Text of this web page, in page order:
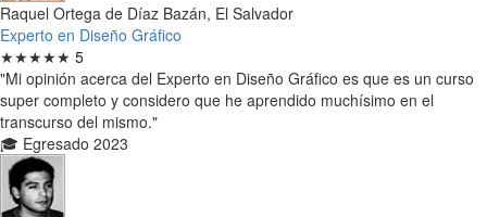
Raquel Ortega de Díaz Bazán, El Salvador
Experto en Diseño Gráfico
★★★★★ 5
"Mi opinión acerca del Experto en Diseño Gráfico es que es un curso
super completo y considero que he aprendido muchísimo en el
transcurso del mismo."
🎓 Egresado 2023